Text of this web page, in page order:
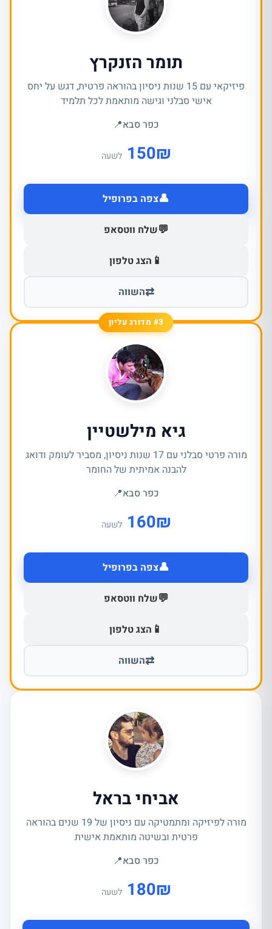
תומר הזנקרץ
פיזיקאי עם 15 שנות ניסיון בהוראה פרטית, דגש על יחס
אישי סבלני וגישה מותאמת לכל תלמיד
כפר סבא📍
₪
150 לשעה
👤צפה בפרופיל
💬שלח ווטסאפ
📱 הצג טלפון
⇄השווה
#3 מדורג עליון
גיא מילשטיין
מורה פרטי סבלני עם 17 שנות ניסיון, מסביר לעומק ודואג
להבנה אמיתית של החומר
כפר סבא📍
₪
160 לשעה
👤צפה בפרופיל
💬שלח ווטסאפ
📱 הצג טלפון
⇄השווה
אביחי בראל
מורה לפיזיקה ומתמטיקה עם ניסיון של 19 שנים בהוראה
פרטית ובשיטה מותאמת אישית
כפר סבא📍
₪
180 לשעה